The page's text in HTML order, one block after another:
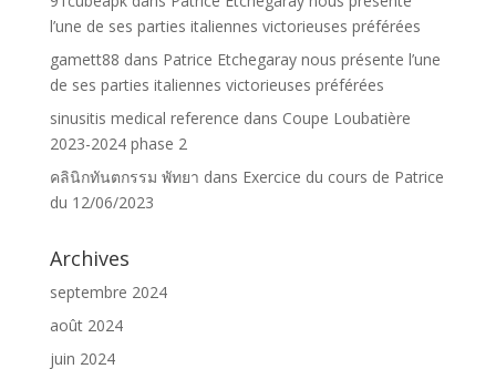
l’une de ses parties italiennes victorieuses préférées
gamett88 dans Patrice Etchegaray nous présente l’une
de ses parties italiennes victorieuses préférées
sinusitis medical reference dans Coupe Loubatière
2023-2024 phase 2
คลินิกทันตกรรม พัทยา dans Exercice du cours de Patrice
du 12/06/2023
Archives
septembre 2024
août 2024
juin 2024